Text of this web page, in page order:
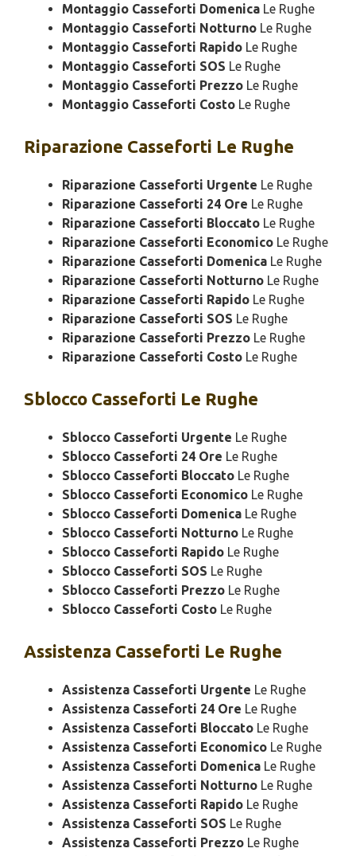
Montaggio Casseforti Domenica Le Rughe
Montaggio Casseforti Notturno Le Rughe
Montaggio Casseforti Rapido Le Rughe
Montaggio Casseforti SOS Le Rughe
Montaggio Casseforti Prezzo Le Rughe
Montaggio Casseforti Costo Le Rughe
Riparazione Casseforti Le Rughe
Riparazione Casseforti Urgente Le Rughe
Riparazione Casseforti 24 Ore Le Rughe
Riparazione Casseforti Bloccato Le Rughe
Riparazione Casseforti Economico Le Rughe
Riparazione Casseforti Domenica Le Rughe
Riparazione Casseforti Notturno Le Rughe
Riparazione Casseforti Rapido Le Rughe
Riparazione Casseforti SOS Le Rughe
Riparazione Casseforti Prezzo Le Rughe
Riparazione Casseforti Costo Le Rughe
Sblocco Casseforti Le Rughe
Sblocco Casseforti Urgente Le Rughe
Sblocco Casseforti 24 Ore Le Rughe
Sblocco Casseforti Bloccato Le Rughe
Sblocco Casseforti Economico Le Rughe
Sblocco Casseforti Domenica Le Rughe
Sblocco Casseforti Notturno Le Rughe
Sblocco Casseforti Rapido Le Rughe
Sblocco Casseforti SOS Le Rughe
Sblocco Casseforti Prezzo Le Rughe
Sblocco Casseforti Costo Le Rughe
Assistenza Casseforti Le Rughe
Assistenza Casseforti Urgente Le Rughe
Assistenza Casseforti 24 Ore Le Rughe
Assistenza Casseforti Bloccato Le Rughe
Assistenza Casseforti Economico Le Rughe
Assistenza Casseforti Domenica Le Rughe
Assistenza Casseforti Notturno Le Rughe
Assistenza Casseforti Rapido Le Rughe
Assistenza Casseforti SOS Le Rughe
Assistenza Casseforti Prezzo Le Rughe